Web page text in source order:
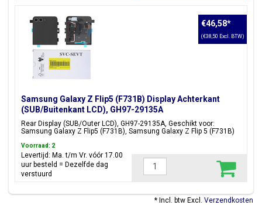
Samsung Galaxy Z Flip5 (F731B) Display Achterkant
(SUB/Buitenkant LCD), GH97-29135A
Rear Display (SUB/Outer LCD), GH97-29135A, Geschikt voor:
Samsung Galaxy Z Flip5 (F731B), Samsung Galaxy Z Flip 5 (F731B)
€46,58*
(€38,50 Excl. BTW)
Voorraad: 2
Levertijd: Ma. t/m Vr. vóór 17.00
uur besteld = Dezelfde dag
verstuurd
* Incl. btw Excl. Verzendkosten